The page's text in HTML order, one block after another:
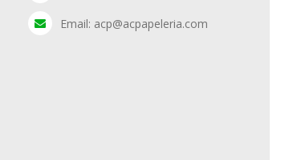
Email: acp@acpapeleria.com